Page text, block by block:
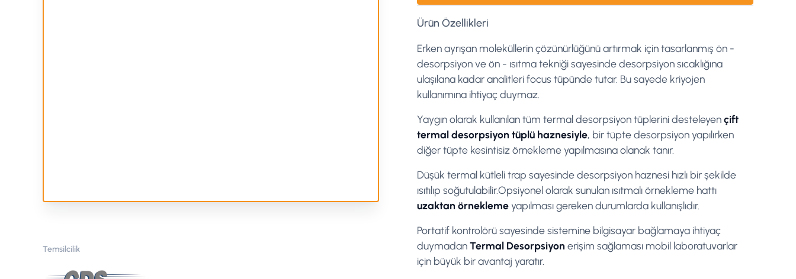
Ürün Özellikleri
Erken ayrışan moleküllerin çözünürlüğünü artırmak için tasarlanmış ön -
desorpsiyon ve ön - ısıtma tekniği sayesinde desorpsiyon sıcaklığına
ulaşılana kadar analitleri focus tüpünde tutar. Bu sayede kriyojen
kullanımına ihtiyaç duymaz.
Yaygın olarak kullanılan tüm termal desorpsiyon tüplerini desteleyençift
termal desorpsiyon tüplü haznesiyle, bir tüpte desorpsiyon yapılırken
diğer tüpte kesintisiz örnekleme yapılmasına olanak tanır.
Düşük termal kütleli trap sayesinde desorpsiyon haznesi hızlı bir şekilde
ısıtılıp soğutulabilir.Opsiyonel olarak sunulan ısıtmalı örnekleme hattı
uzaktan örnekleme yapılması gereken durumlarda kullanışlıdır.
Portatif kontrolörü sayesinde sistemine bilgisayar bağlamaya ihtiyaç
duymadanTermal Desorpsiyonerişim sağlaması mobil laboratuvarlar
için büyük bir avantaj yaratır.
Temsilcilik